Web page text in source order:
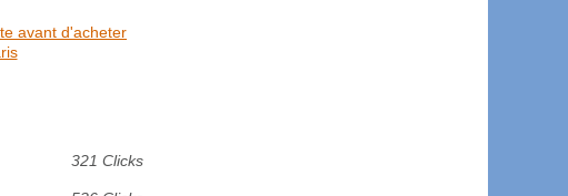
avant d'acheter
321 Clicks